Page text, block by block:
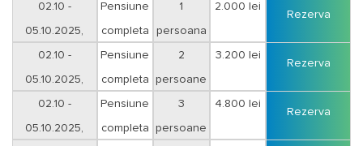
sejur 3 nopti
02.10 -
05.10.2025,
sejur 3 nopti
Pensiune
completa
1
persoana
2.000 lei
Rezerva
02.10 -
05.10.2025,
sejur 3 nopti
Pensiune
completa
2
persoane
3.200 lei
Rezerva
02.10 -
05.10.2025,
Pensiune
completa
3
persoane
4.800 lei
Rezerva